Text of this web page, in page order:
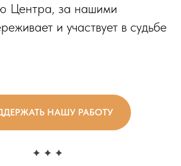
Центра, за нашими
и участвует в судьбе
НАШУ РАБОТУ